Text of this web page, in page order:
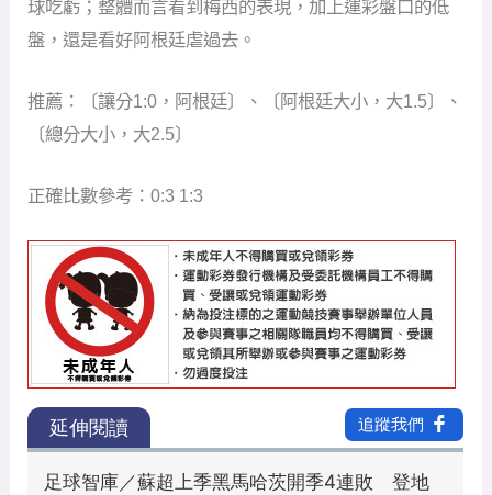
球吃虧；整體而言看到梅西的表現，加上運彩盤口的低
盤，還是看好阿根廷虐過去。
推薦：〔讓分1:0，阿根廷〕、〔阿根廷大小，大1.5〕、
〔總分大小，大2.5〕
正確比數參考：0:3 1:3